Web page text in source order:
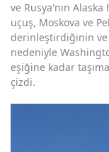
ve Rusya'nın
uçuş, Moskova ve
derinleştirdiğinin ve
nedeniyle
eşiğine kadar
çizdi.